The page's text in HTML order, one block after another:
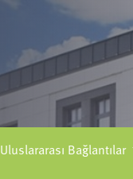
Uluslararası Bağlantılar